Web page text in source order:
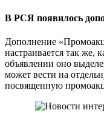
В РСЯ появилось
Дополнение
настраивается так же,
объявлении оно
может вести на
посвященную